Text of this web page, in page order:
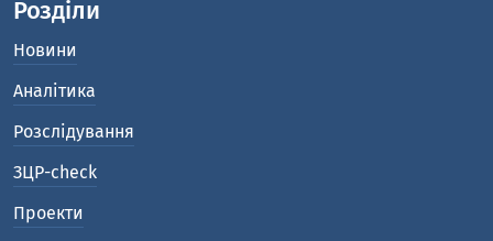
Розділи
Новини
Аналітика
Розслідування
ЗЦР-check
Проекти